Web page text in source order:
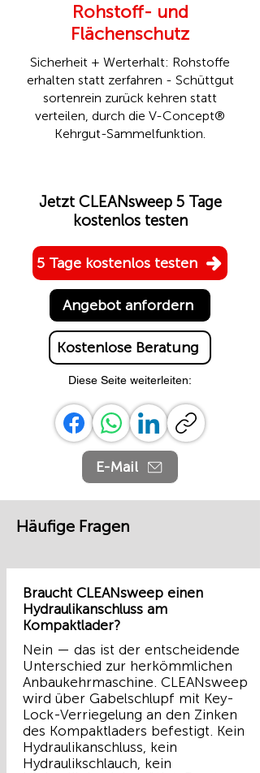
Rohstoff- und
Flächenschutz
Sicherheit + Werterhalt: Rohstoffe
erhalten statt zerfahren - Schüttgut
sortenrein zurück kehren statt
verteilen, durch die V-Concept®
Kehrgut-Sammelfunktion.
Jetzt CLEANsweep 5 Tage
kostenlos testen
5 Tage kostenlos testen
Angebot anfordern
Kostenlose Beratung
Diese Seite weiterleiten:
E-Mail
Häufige Fragen
Braucht CLEANsweep einen
Hydraulikanschluss am
Kompaktlader?
Nein — das ist der entscheidende
Unterschied zur herkömmlichen
Anbaukehrmaschine. CLEANsweep
wird über Gabelschlupf mit Key-
Lock-Verriegelung an den Zinken
des Kompaktladers befestigt. Kein
Hydraulikanschluss, kein
Hydraulikschlauch, kein